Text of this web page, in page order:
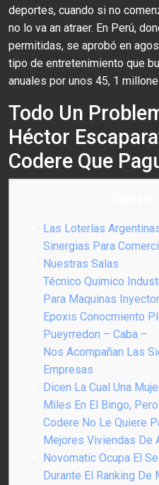
deportes, cuando si no
no lo va an atraer. En Perú,
permitidas, se aprobó en
tipo de entretenimiento que
anuales por unos 45, 1
Todo Un
Héctor
Codere Que
Las Loterías
Sinergias Para
Nuestras Salas
Técnico Quimico
Para Maquinas
Epoxis Conocmiento
Pueyrredon – Caba –
Nos Acompañan Las
Empresas
Dicen La Cual Una
Miles En El Bingo,
Codere No Le Quiere
Mejores Viviendas De
Novomatic Ocupa El
Durante El Ranking De